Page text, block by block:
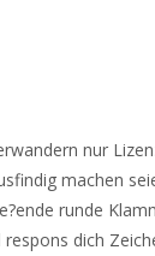
nur
machen
runde
dich